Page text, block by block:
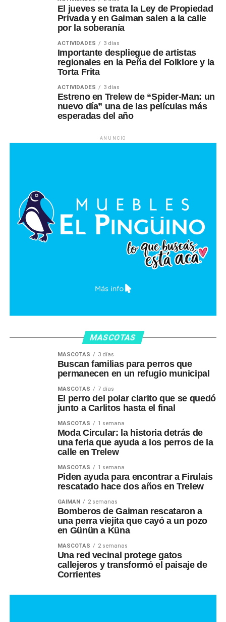
El jueves se trata la Ley de Propiedad
Privada y en Gaiman salen a la calle
por la soberanía
ACTIVIDADES 3 días
Importante despliegue de artistas
regionales en la Peña del Folklore y la
Torta Frita
ACTIVIDADES 3 días
Estreno en Trelew de “Spider-Man: un
nuevo día” una de las películas más
esperadas del año
ANUNCIO
MASCOTAS
MASCOTAS 3 días
Buscan familias para perros que
permanecen en un refugio municipal
MASCOTAS 7 días
El perro del polar clarito que se quedó
junto a Carlitos hasta el final
MASCOTAS 1 semana
Moda Circular: la historia detrás de
una feria que ayuda a los perros de la
calle en Trelew
MASCOTAS 1 semana
Piden ayuda para encontrar a Firulais
rescatado hace dos años en Trelew
GAIMAN 2 semanas
Bomberos de Gaiman rescataron a
una perra viejita que cayó a un pozo
en Günün a Küna
MASCOTAS 2 semanas
Una red vecinal protege gatos
callejeros y transformó el paisaje de
Corrientes